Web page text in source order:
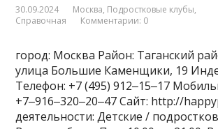
30.09.2024 Москва, Подростковые клубы,
Справочная
Комментарии: 0
город: Москва Район: Таганский
улица Большие Каменщики, 19
Телефон: +7 (495) 912‒15‒17
+7‒916‒320‒20‒47 Сайт: http://
деятельности: Детские /